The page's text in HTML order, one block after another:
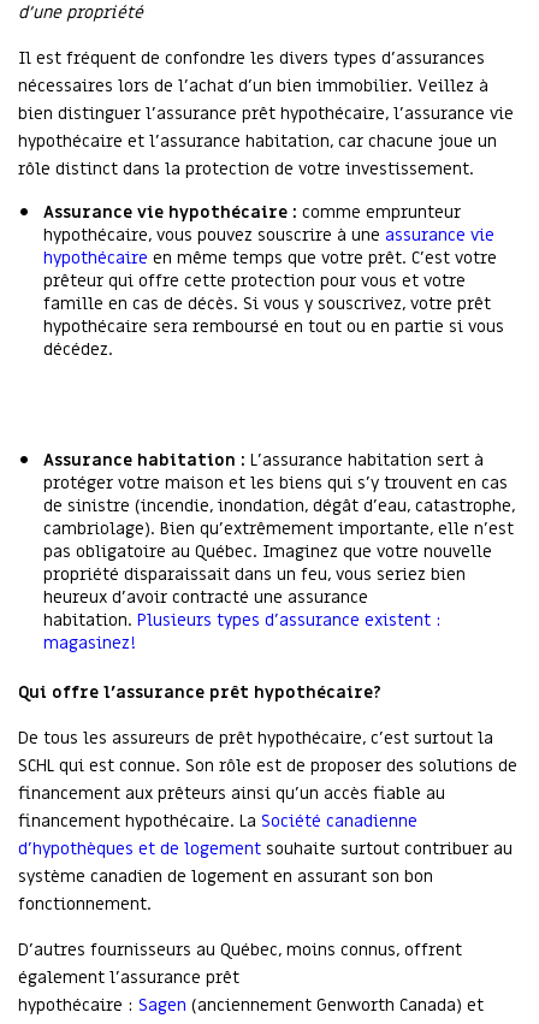
d’une propriété
Il est fréquent de confondre les divers types d’assurances
nécessaires lors de l’achat d’un bien immobilier. Veillez à
bien distinguer l’assurance prêt hypothécaire, l’assurance vie
hypothécaire et l’assurance habitation, car chacune joue un
rôle distinct dans la protection de votre investissement.
Assurance vie hypothécaire : comme emprunteur
hypothécaire, vous pouvez souscrire à une assurance vie
hypothécaire en même temps que votre prêt. C’est votre
prêteur qui offre cette protection pour vous et votre
famille en cas de décès. Si vous y souscrivez, votre prêt
hypothécaire sera remboursé en tout ou en partie si vous
décédez.
Assurance habitation : L’assurance habitation sert à
protéger votre maison et les biens qui s’y trouvent en cas
de sinistre (incendie, inondation, dégât d’eau, catastrophe,
cambriolage). Bien qu’extrêmement importante, elle n’est
pas obligatoire au Québec. Imaginez que votre nouvelle
propriété disparaissait dans un feu, vous seriez bien
heureux d’avoir contracté une assurance
habitation. Plusieurs types d’assurance existent :
magasinez!
Qui offre l’assurance prêt hypothécaire?
De tous les assureurs de prêt hypothécaire, c’est surtout la
SCHL qui est connue. Son rôle est de proposer des solutions de
financement aux prêteurs ainsi qu’un accès fiable au
financement hypothécaire. La Société canadienne
d’hypothèques et de logement souhaite surtout contribuer au
système canadien de logement en assurant son bon
fonctionnement.
D’autres fournisseurs au Québec, moins connus, offrent
également l’assurance prêt
hypothécaire : Sagen (anciennement Genworth Canada) et